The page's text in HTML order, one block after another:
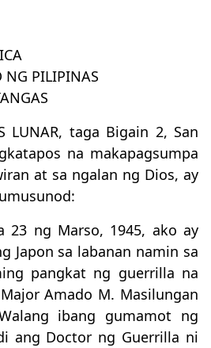
PILIPINAS
LUNAR, taga Bigain 2, San
na makapagsumpa
at sa ngalan ng Dios, ay
23 ng Marso, 1945, ako ay
Japon sa labanan namin sa
pangkat ng guerrilla na
Amado M. Masilungan
ibang gumamot ng
ang Doctor ng Guerrilla ni